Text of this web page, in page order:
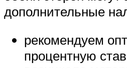
дополнительные
рекомендуем
процентную